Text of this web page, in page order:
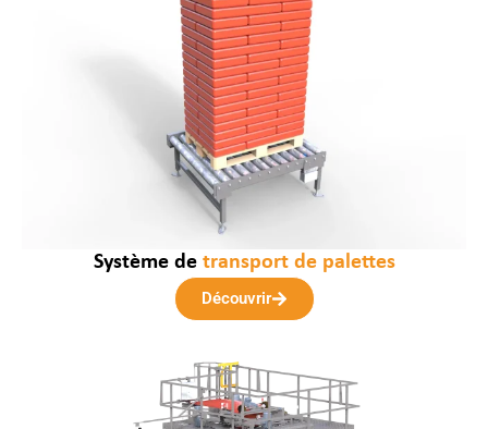
Système de transport de palettes
Découvrir